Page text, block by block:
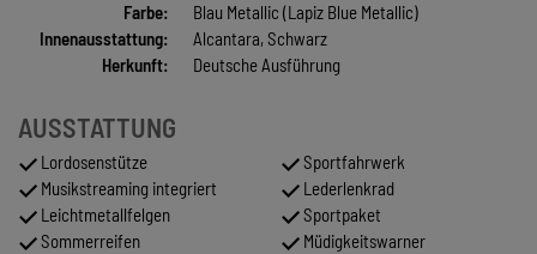
Farbe:
Blau Metallic (Lapiz Blue Metallic)
Innenausstattung:
Alcantara, Schwarz
Herkunft:
Deutsche Ausführung
AUSSTATTUNG
Lordosenstütze
Musikstreaming integriert
Leichtmetallfelgen
Sommerreifen
Sportfahrwerk
Lederlenkrad
Sportpaket
Müdigkeitswarner